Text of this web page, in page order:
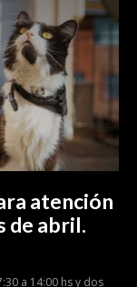
atención
de abril.
a 14:00 hs y dos